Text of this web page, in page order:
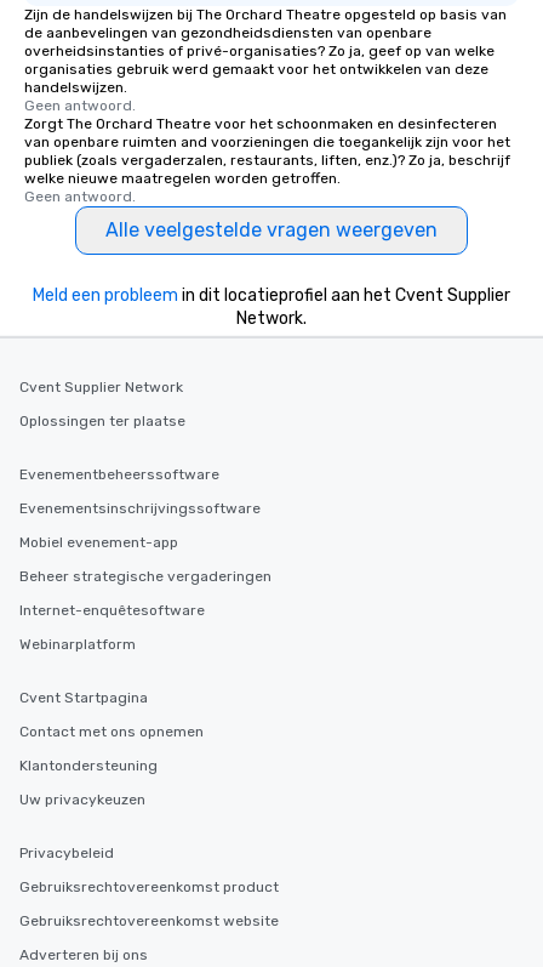
Zijn de handelswijzen bij The Orchard Theatre opgesteld op basis van
de aanbevelingen van gezondheidsdiensten van openbare
overheidsinstanties of privé-organisaties? Zo ja, geef op van welke
organisaties gebruik werd gemaakt voor het ontwikkelen van deze
handelswijzen.
Geen antwoord.
Zorgt The Orchard Theatre voor het schoonmaken en desinfecteren
van openbare ruimten and voorzieningen die toegankelijk zijn voor het
publiek (zoals vergaderzalen, restaurants, liften, enz.)? Zo ja, beschrijf
welke nieuwe maatregelen worden getroffen.
Geen antwoord.
Alle veelgestelde vragen weergeven
Meld een probleem in dit locatieprofiel aan het Cvent Supplier
Network.
Cvent Supplier Network
Oplossingen ter plaatse
Evenementbeheerssoftware
Evenementsinschrijvingssoftware
Mobiel evenement-app
Beheer strategische vergaderingen
Internet-enquêtesoftware
Webinarplatform
Cvent Startpagina
Contact met ons opnemen
Klantondersteuning
Uw privacykeuzen
Privacybeleid
Gebruiksrechtovereenkomst product
Gebruiksrechtovereenkomst website
Adverteren bij ons